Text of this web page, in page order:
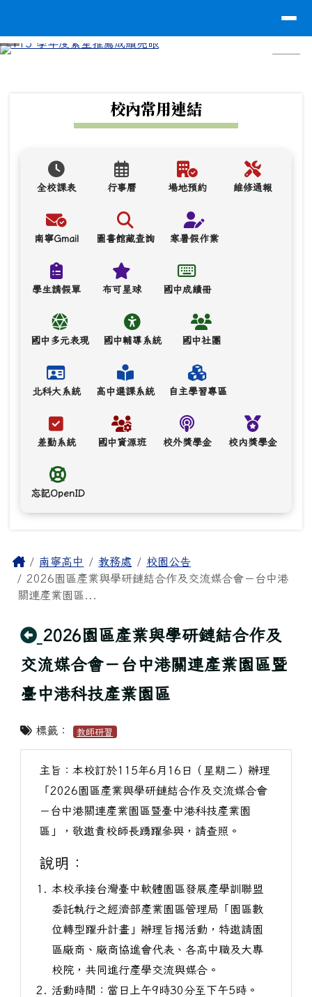
校內常用連結
全校課表 行事曆 場地預約 維修通報
南寧Gmail 圖書館藏查詢 寒暑假作業
學生請假單 布可星球 國中成績冊
國中多元表現 國中輔導系統 國中社團
北科大系統 高中選課系統 自主學習專區
差勤系統 國中資源班 校外獎學金 校內獎學金
忘記OpenID
主內容區域
Home南寧高中 教務處
校園公告
2026園區產業與學研鏈結合作及交流媒合會－台中港
關連產業園區...
回上頁
2026園區產業與學研鏈結合作及
交流媒合會－台中港關連產業園區暨
臺中港科技產業園區
標籤： 教師研習
主旨：本校訂於115年6月16日（星期二）辦理
「2026園區產業與學研鏈結合作及交流媒合會
－台中港關連產業園區暨臺中港科技產業園
區」，敬邀貴校師長踴躍參與，請查照。
說明：
本校承接台灣臺中軟體園區發展產學訓聯盟
委託執行之經濟部產業園區管理局「園區數
位轉型躍升計畫」辦理旨揭活動，特邀請園
區廠商、廠商協進會代表、各高中職及大專
校院，共同進行產學交流與媒合。
活動時間：當日上午9時30分至下午5時。